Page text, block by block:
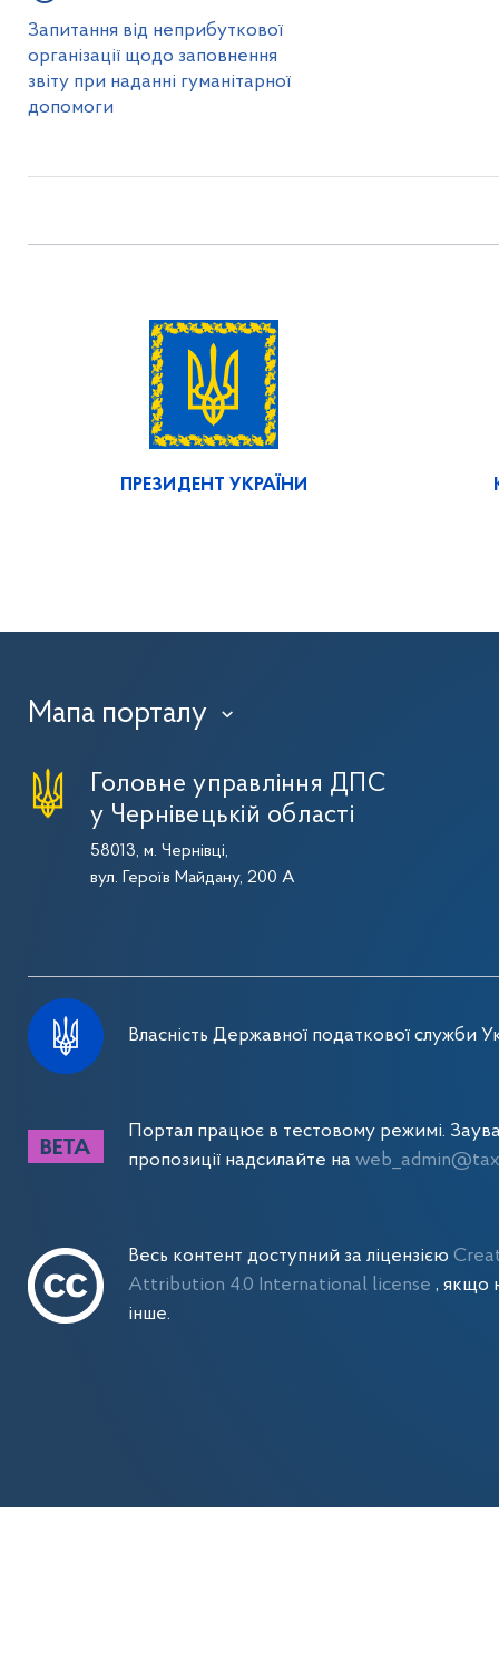
Запитання від неприбуткової
організації щодо заповнення
звіту при наданні гуманітарної
допомоги
ПРЕЗИДЕНТ УКРАЇНИ
Мапа порталу ›
Головне управління ДПС
у Чернівецькій області
58013, м. Чернівці,
вул. Героїв Майдану, 200 А
Власність Державної податкової служби
Портал працює в тестовому режимі.
пропозиції надсилайте на
Весь контент доступний за ліцензією
Attribution 4.0 International license , якщо
інше.